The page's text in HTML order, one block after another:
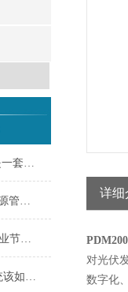
Sunshy-3000能耗管理系统是一套用于监测、分析能源使用情况的工具
EasyPMS能耗监测系统：能源管理的智慧之眼
YDS9200能耗监测系统：企业节能增效的智慧之眼
NY5000-E分级能耗监测系统该如何使用？
详细
对光伏
数字化